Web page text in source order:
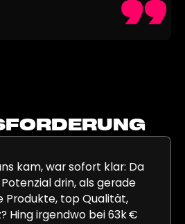
kam, war sofort klar: Da
drin, als gerade
Produkte, top Qualität,
Hing irgendwo bei 63k €